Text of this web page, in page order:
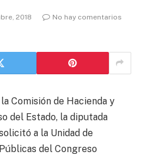
2018
No hay comentarios
Comisión de Hacienda y
del Estado, la diputada
a la Unidad de
del Congreso